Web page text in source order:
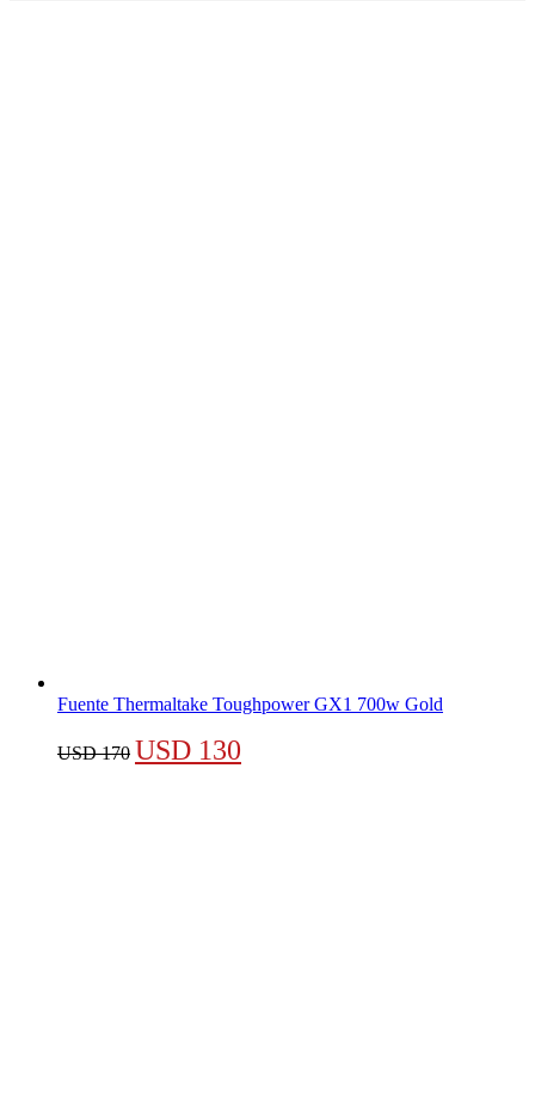
Fuente Thermaltake Toughpower GX1 700w Gold
USD170 El
USD 130